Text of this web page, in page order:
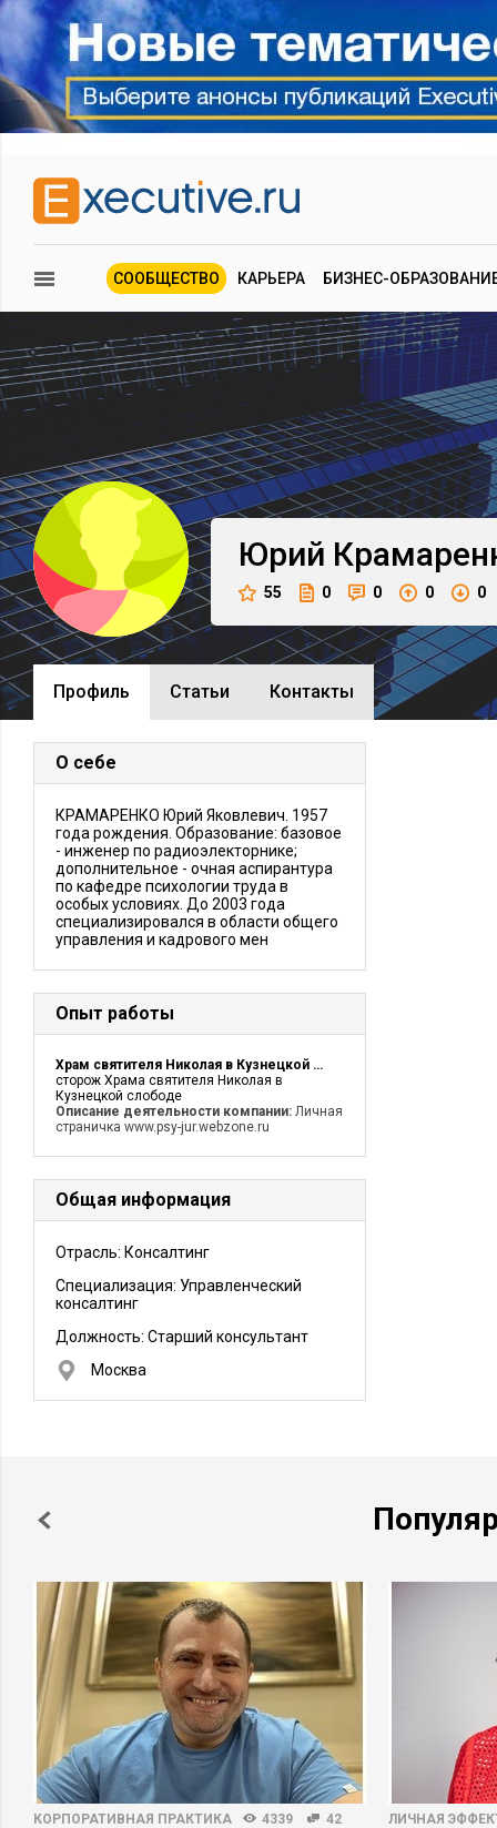
СООБЩЕСТВО КАРЬЕРА БИЗНЕС-
Юрий
55 0 0 0 0
Профиль Cтатьи Контакты
О себе
КРАМАРЕНКО Юрий Яковлевич. 1957
года рождения. Образование: базовое
- инженер по радиоэлекторнике;
дополнительное - очная аспирантура
по кафедре психологии труда в
особых условиях. До 2003 года
специализировался в области общего
управления и кадрового мен
Опыт работы
Храм святителя Николая в Кузнецкой слободе
сторож Храма святителя Николая в
Кузнецкой слободе
Описание деятельности компании: Личная
страничка www.psy-jur.webzone.ru
Общая информация
Отрасль: Консалтинг
Специализация: Управленческий
консалтинг
Должность: Старший консультант
Москва
КОРПОРАТИВНАЯ ПРАКТИКА 4339 42 ЛИЧНАЯ